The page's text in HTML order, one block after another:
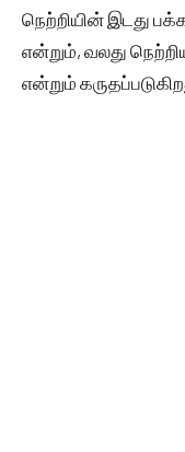
நெற்றியின் இடது
என்றும், வலது
என்றும்